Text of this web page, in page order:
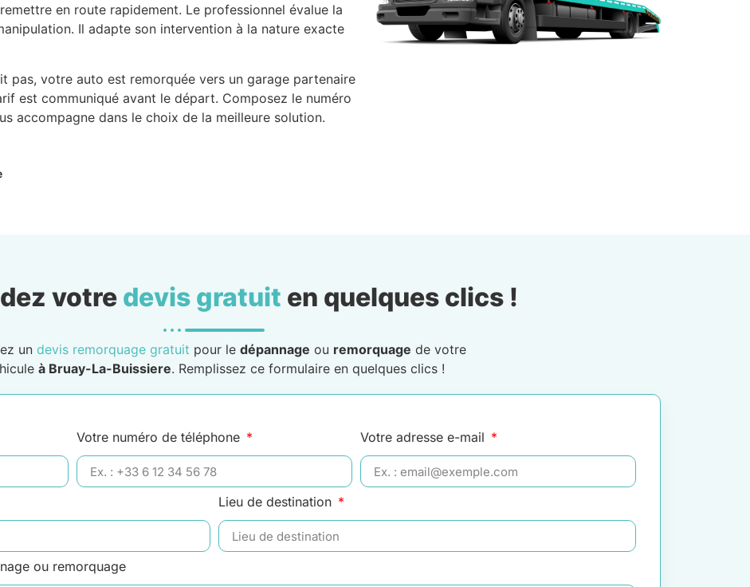
en route rapidement. Le professionnel évalue la
Il adapte son intervention à la nature exacte
pas, votre auto est remorquée vers un garage partenaire
est communiqué avant le départ. Composez le numéro
accompagne dans le choix de la meilleure solution.
votre devis gratuit en quelques clics !
un devis remorquage gratuit pour le dépannage ou remorquage de votre
à Bruay-La-Buissiere. Remplissez ce formulaire en quelques clics !
Votre numéro de téléphone Votre adresse e-mail
Lieu de destination
ou remorquage